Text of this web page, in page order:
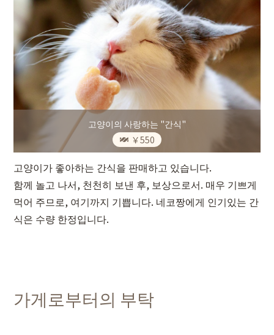
고양이의 사랑하는 "간식"
￥550
고양이가 좋아하는 간식을 판매하고 있습니다.
함께 놀고 나서, 천천히 보낸 후, 보상으로서. 매우 기쁘게
먹어 주므로, 여기까지 기쁩니다. 네코짱에게 인기있는 간
식은 수량 한정입니다.
가게로부터의 부탁